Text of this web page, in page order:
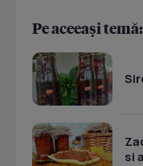
Pe aceeași temă:
si